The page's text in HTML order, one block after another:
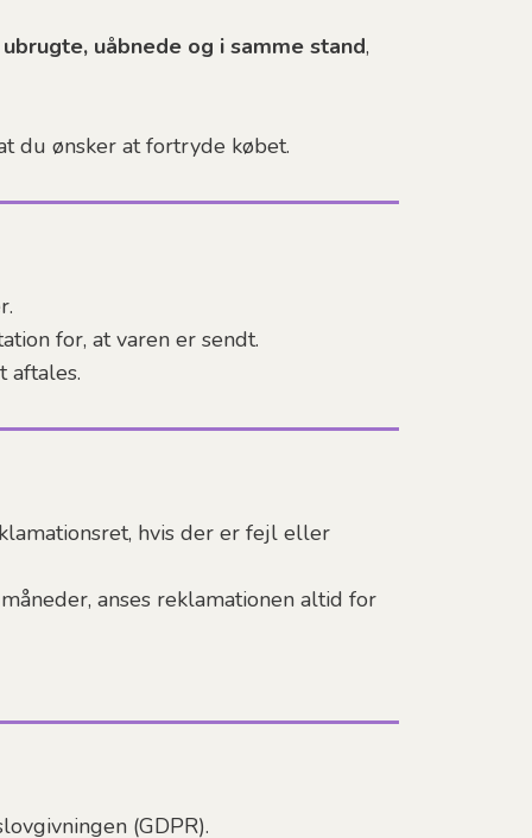
uåbnede og i samme stand,
du ønsker at fortryde købet.
for, at varen er sendt.
aftales.
hvis der er fejl eller
anses reklamationen altid for
(GDPR).